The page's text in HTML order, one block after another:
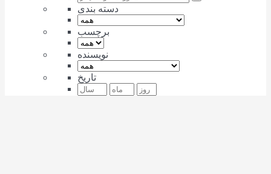
دسته بندی
برچسب
نویسنده
تاریخ